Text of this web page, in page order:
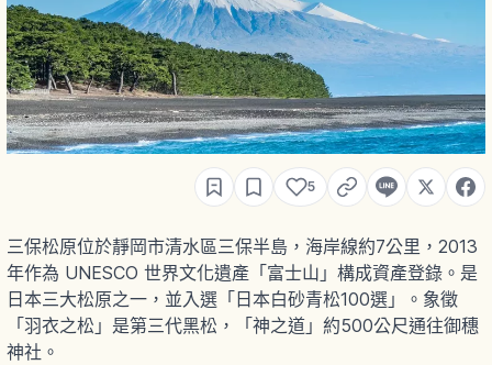
5
三保松原位於靜岡市清水區三保半島，海岸線約7公里，2013
年作為 UNESCO 世界文化遺產「富士山」構成資產登錄。是
日本三大松原之一，並入選「日本白砂青松100選」。象徵
「羽衣之松」是第三代黑松，「神之道」約500公尺通往御穗
神社。